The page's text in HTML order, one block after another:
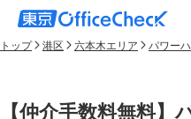
トップ 港区 六本木エリア パワー
【仲介手数料無料